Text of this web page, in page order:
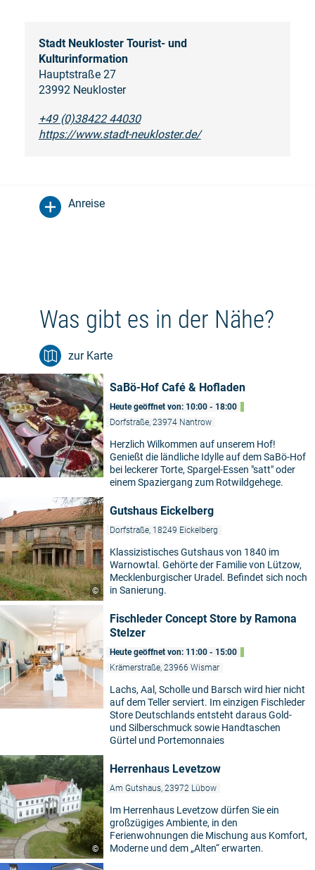
Stadt Neukloster Tourist- und
Kulturinformation
Hauptstraße 27
23992 Neukloster
+49 (0)38422 44030
https://www.stadt-neukloster.de/
Anreise
Was gibt es in der Nähe?
zur Karte
©
SaBö-Hof Café & Hofladen
Heute geöffnet von: 10:00 - 18:00
Dorfstraße, 23974 Nantrow
Herzlich Wilkommen auf unserem Hof!
Genießt die ländliche Idylle auf dem SaBö-Hof
bei leckerer Torte, Spargel-Essen "satt" oder
einem Spaziergang zum Rotwildgehege.
©
Gutshaus Eickelberg
Dorfstraße, 18249 Eickelberg
Klassizistisches Gutshaus von 1840 im
Warnowtal. Gehörte der Familie von Lützow,
Mecklenburgischer Uradel. Befindet sich noch
in Sanierung.
Fischleder Concept Store by Ramona
Stelzer
Heute geöffnet von: 11:00 - 15:00
Krämerstraße, 23966 Wismar
Lachs, Aal, Scholle und Barsch wird hier nicht
auf dem Teller serviert. Im einzigen Fischleder
Store Deutschlands entsteht daraus Gold-
und Silberschmuck sowie Handtaschen
Gürtel und Portemonnaies
©
Herrenhaus Levetzow
Am Gutshaus, 23972 Lübow
Im Herrenhaus Levetzow dürfen Sie ein
großzügiges Ambiente, in den
Ferienwohnungen die Mischung aus Komfort,
Moderne und dem „Alten“ erwarten.